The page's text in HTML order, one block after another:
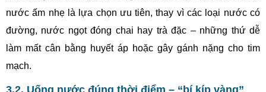
nước ấm nhẹ là lựa chọn ưu tiên, thay vì các loại nước có
đường, nước ngọt đóng chai hay trà đặc – những thứ dễ
làm mất cân bằng huyết áp hoặc gây gánh nặng cho tim
mạch.
3.2. Uống nước đúng thời điểm – “bí kíp vàng”